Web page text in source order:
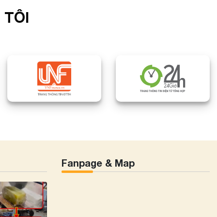
TÔI
Fanpage & Map